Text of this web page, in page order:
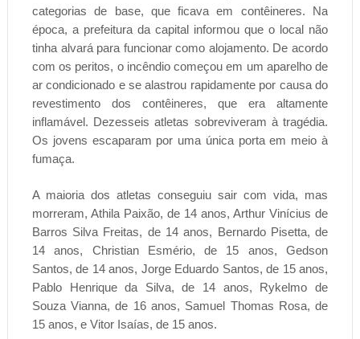
categorias de base, que ficava em contêineres. Na
época, a prefeitura da capital informou que o local não
tinha alvará para funcionar como alojamento. De acordo
com os peritos, o incêndio começou em um aparelho de
ar condicionado e se alastrou rapidamente por causa do
revestimento dos contêineres, que era altamente
inflamável. Dezesseis atletas sobreviveram à tragédia.
Os jovens escaparam por uma única porta em meio à
fumaça.
A maioria dos atletas conseguiu sair com vida, mas
morreram, Athila Paixão, de 14 anos, Arthur Vinícius de
Barros Silva Freitas, de 14 anos, Bernardo Pisetta, de
14 anos, Christian Esmério, de 15 anos, Gedson
Santos, de 14 anos, Jorge Eduardo Santos, de 15 anos,
Pablo Henrique da Silva, de 14 anos, Rykelmo de
Souza Vianna, de 16 anos, Samuel Thomas Rosa, de
15 anos, e Vitor Isaías, de 15 anos.